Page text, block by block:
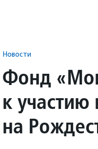
Новости
Фонд
к
на